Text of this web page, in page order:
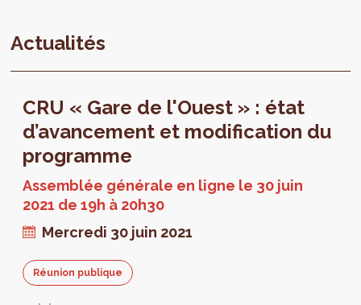
Actualités
CRU « Gare de l'Ouest » : état
d’avancement et modification du
programme
Assemblée générale en ligne le 30 juin
2021 de 19h à 20h30
Mercredi 30 juin 2021
Réunion publique